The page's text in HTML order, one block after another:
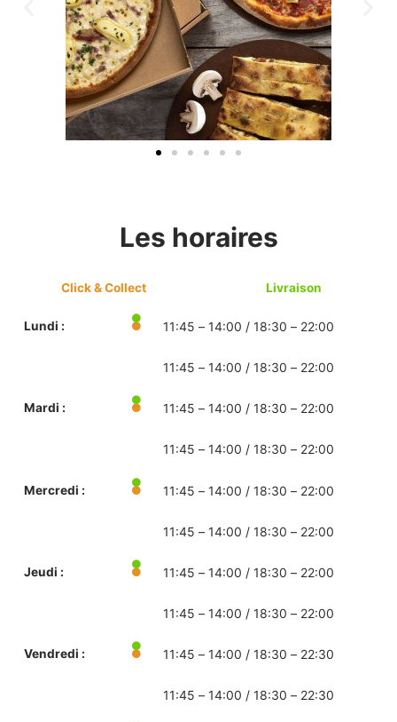
Les horaires
Click & Collect Livraison
Lundi : 11:45 – 14:00 / 18:30 – 22:00
11:45 – 14:00 / 18:30 – 22:00
Mardi : 11:45 – 14:00 / 18:30 – 22:00
11:45 – 14:00 / 18:30 – 22:00
Mercredi : 11:45 – 14:00 / 18:30 – 22:00
11:45 – 14:00 / 18:30 – 22:00
Jeudi : 11:45 – 14:00 / 18:30 – 22:00
11:45 – 14:00 / 18:30 – 22:00
Vendredi : 11:45 – 14:00 / 18:30 – 22:30
11:45 – 14:00 / 18:30 – 22:30